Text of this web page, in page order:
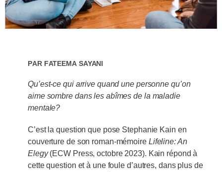
Par Fateema Sayani
Qu’est-ce qui arrive quand une personne qu’on
aime sombre dans les abîmes de la maladie
mentale?
C’est la question que pose Stephanie Kain en
couverture de son roman-mémoire Lifeline: An
Elegy(ECW Press, octobre 2023). Kain répond à
cette question et à une foule d’autres, dans plus de